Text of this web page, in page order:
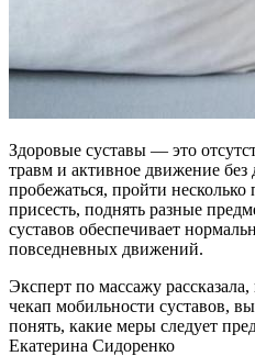
Здоровые суставы — это
травм и активное движение
пробежаться, пройти несколько
присесть, поднять разные
суставов обеспечивает
повседневных движений.
Эксперт по массажу
чекап мобильности суставов,
понять, какие меры следует
Екатерина Сидоренко